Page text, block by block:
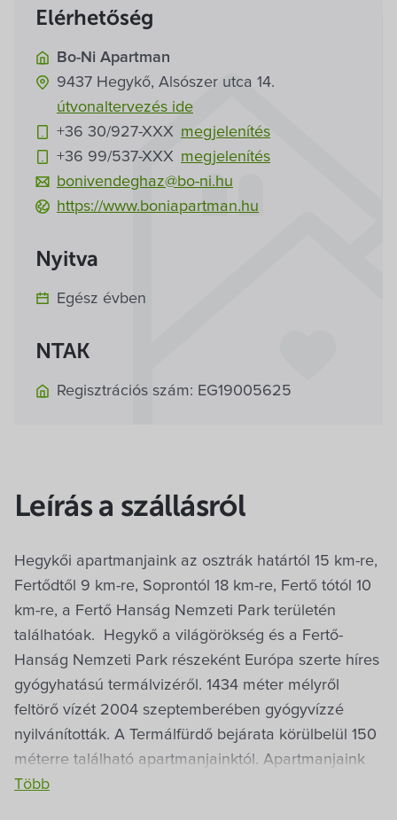
Dokumentumok
Leírás a szállásról
Hegykői apartmanjaink az osztrák határtól 15 km-re,
Fertődtől 9 km-re, Soprontól 18 km-re, Fertő tótól 10
km-re, a Fertő Hanság Nemzeti Park területén
találhatóak. Hegykő a világörökség és a Fertő-
Hanság Nemzeti Park részeként Európa szerte híres
gyógyhatású termálvizéről. 1434 méter mélyről
feltörő vízét 2004 szeptemberében gyógyvízzé
nyilvánították. A Termálfürdő bejárata körülbelül 150
méterre található apartmanjainktól. Apartmanjaink
egész éven át várja az átutazó vendégeket,
Elérhetőség
Bo-Ni Apartman
9437 Hegykő, Alsószer utca 14.
útvonaltervezés ide
+36 30/927-XXX megjelenítés
+36 99/537-XXX megjelenítés
bonivendeghaz@bo-ni.hu
https://www.boniapartman.hu
Nyitva
Egész évben
NTAK
Regisztrációs szám: EG19005625